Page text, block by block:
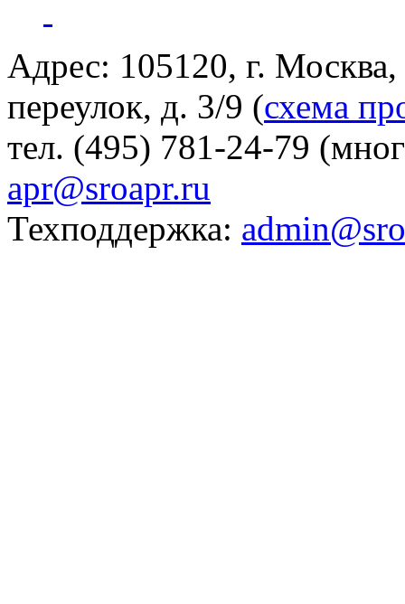
Адрес: 105120, г.
переулок, д. 3/9 (схема
тел. (495) 781-24-79
apr@sroapr.ru
Техподдержка: